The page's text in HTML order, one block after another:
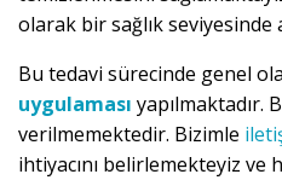
olarak bir sağlık seviyesinde
Bu tedavi sürecinde genel
uygulaması yapılmaktadır.
verilmemektedir. Bizimle
ihtiyacını belirlemekteyiz ve